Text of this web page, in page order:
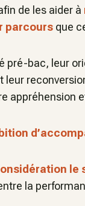
de les aider à
parcours que
pré-bac, leur
leur
appréhension
le
la